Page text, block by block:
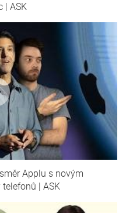
| ASK
Applu s novým
| ASK